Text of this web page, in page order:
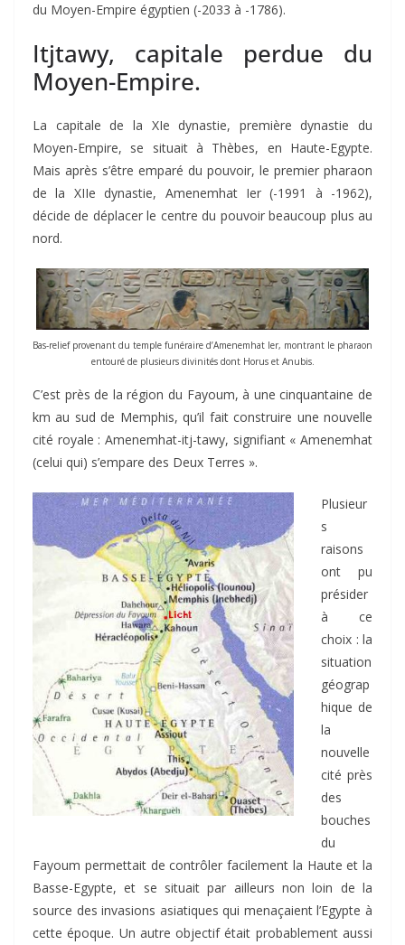
du Moyen-Empire égyptien (-2033 à -1786).
Itjtawy, capitale perdue du
Moyen-Empire.
La capitale de la XIe dynastie, première dynastie du
Moyen-Empire, se situait à Thèbes, en Haute-Egypte.
Mais après s’être emparé du pouvoir, le premier pharaon
de la XIIe dynastie, Amenemhat Ier (-1991 à -1962),
décide de déplacer le centre du pouvoir beaucoup plus au
nord.
Bas-relief provenant du temple funéraire d’Amenemhat Ier, montrant le pharaon
entouré de plusieurs divinités dont Horus et Anubis.
C’est près de la région du Fayoum, à une cinquantaine de
km au sud de Memphis, qu’il fait construire une nouvelle
cité royale : Amenemhat-itj-tawy, signifiant « Amenemhat
(celui qui) s’empare des Deux Terres ».
Plusieur
s
raisons
ont pu
présider
à ce
choix : la
situation
géograp
hique de
la
nouvelle
cité près
des
bouches
du
Fayoum permettait de contrôler facilement la Haute et la
Basse-Egypte, et se situait par ailleurs non loin de la
source des invasions asiatiques qui menaçaient l’Egypte à
cette époque. Un autre objectif était probablement aussi